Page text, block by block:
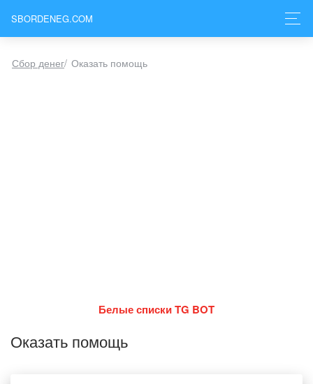
SBORDENEG.COM
Сбор денег/ Оказать помощь
Белые списки TG BOT
Оказать помощь